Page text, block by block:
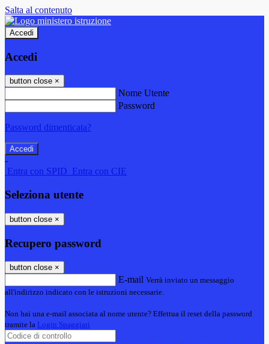
Salta al contenuto
Accedi
Accedi
button close ×
Nome Utente
Password
Password dimenticata?
-
Entra con SPID Entra con CIE
Seleziona utente
button close ×
Recupero password
button close ×
E-mail Verrà inviato un messaggio
all'indirizzo indicato con le istruzioni necessarie.
Non hai una e-mail associata al nome utente? Effettua il reset della password
tramite la Login Spaggiari